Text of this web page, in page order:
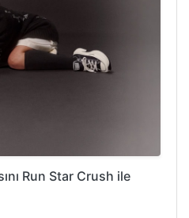
Run Star Crush ile